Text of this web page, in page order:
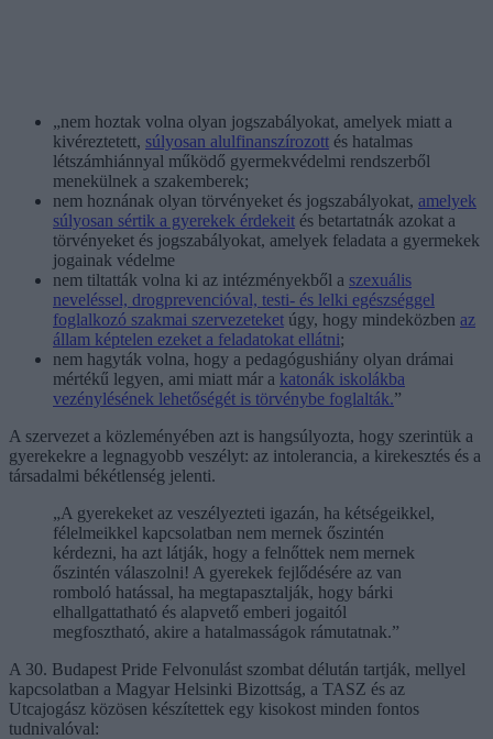
„nem hoztak volna olyan jogszabályokat, amelyek miatt a
kivéreztetett, súlyosan alulfinanszírozott és hatalmas
létszámhiánnyal működő gyermekvédelmi rendszerből
menekülnek a szakemberek;
nem hoznának olyan törvényeket és jogszabályokat, amelyek
súlyosan sértik a gyerekek érdekeit és betartatnák azokat a
törvényeket és jogszabályokat, amelyek feladata a gyermekek
jogainak védelme
nem tiltatták volna ki az intézményekből a szexuális
neveléssel, drogprevencióval, testi- és lelki egészséggel
foglalkozó szakmai szervezeteket úgy, hogy mindeközben az
állam képtelen ezeket a feladatokat ellátni;
nem hagyták volna, hogy a pedagógushiány olyan drámai
mértékű legyen, ami miatt már a katonák iskolákba
vezénylésének lehetőségét is törvénybe foglalták.”
A szervezet a közleményében azt is hangsúlyozta, hogy szerintük a
gyerekekre a legnagyobb veszélyt: az intolerancia, a kirekesztés és a
társadalmi békétlenség jelenti.
„A gyerekeket az veszélyezteti igazán, ha kétségeikkel,
félelmeikkel kapcsolatban nem mernek őszintén
kérdezni, ha azt látják, hogy a felnőttek nem mernek
őszintén válaszolni! A gyerekek fejlődésére az van
romboló hatással, ha megtapasztalják, hogy bárki
elhallgattatható és alapvető emberi jogaitól
megfosztható, akire a hatalmasságok rámutatnak.”
A 30. Budapest Pride Felvonulást szombat délután tartják, mellyel
kapcsolatban a Magyar Helsinki Bizottság, a TASZ és az
Utcajogász közösen készítettek egy kisokost minden fontos
tudnivalóval: